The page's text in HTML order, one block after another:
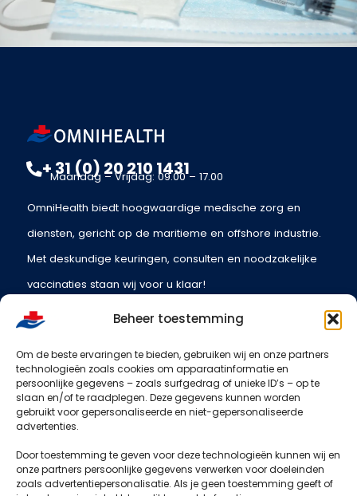
Beheer toestemming
Om de beste ervaringen te bieden, gebruiken wij en onze partners
technologieën zoals cookies om apparaatinformatie en
persoonlijke gegevens – zoals surfgedrag of unieke ID’s – op te
slaan en/of te raadplegen. Deze gegevens kunnen worden
gebruikt voor gepersonaliseerde en niet-gepersonaliseerde
advertenties.
Door toestemming te geven voor deze technologieën kunnen wij en
onze partners persoonlijke gegevens verwerken voor doeleinden
zoals advertentiepersonalisatie. Als je geen toestemming geeft of
KLANTEN AAN HET WOORD
Echte ervaringen, echte tevredenheid
OmniHealth: De Specialist
Medische Diensten voor
Professionals